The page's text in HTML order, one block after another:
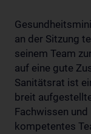
an der Sitzung
seinem Team
auf eine gute
Sanitätsrat ist
breit
Fachwissen
kompetentes